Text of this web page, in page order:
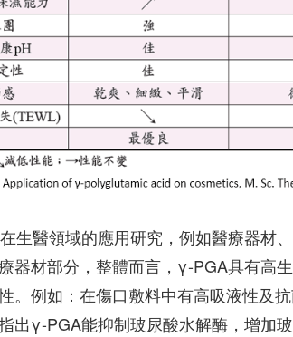
生醫領域的應用研究，例如醫療器材
器材部分，整體而言，γ-PGA具有高
。例如：在傷口敷料中有高吸液性及
出γ-PGA能抑制玻尿酸水解酶，增加